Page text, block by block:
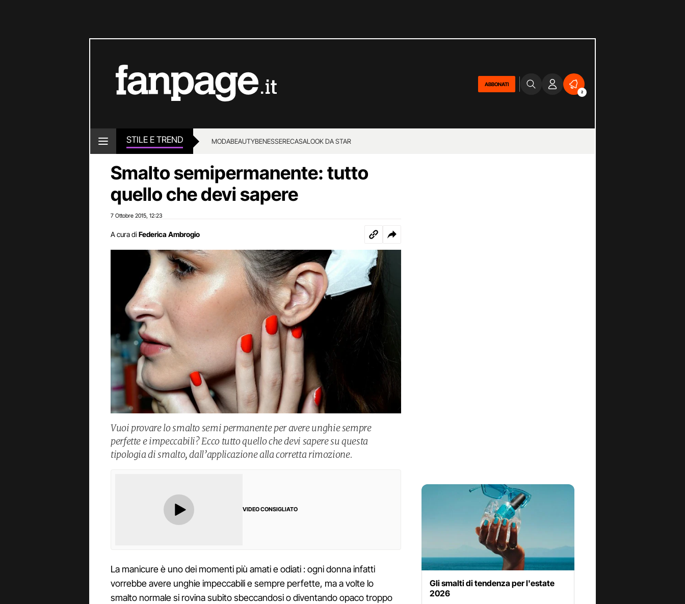
ABBONATI
2
STILE E TREND MODABEAUTYBENESSERECASALOOK DA STAR
Smalto semipermanente: tutto
quello che devi sapere
7 Ottobre 2015 12:23
A cura di Federica Ambrogio
Vuoi provare lo smalto semi permanente per avere unghie sempre
perfette e impeccabili? Ecco tutto quello che devi sapere su questa
tipologia di smalto, dall’applicazione alla corretta rimozione.
VIDEO CONSIGLIATO
La manicure è uno dei momenti più amati e odiati : ogni donna infatti
vorrebbe avere unghie impeccabili e sempre perfette, ma a volte lo
smalto normale si rovina subito sbeccandosi o diventando opaco troppo
Gli smalti di tendenza per l'estate
2026